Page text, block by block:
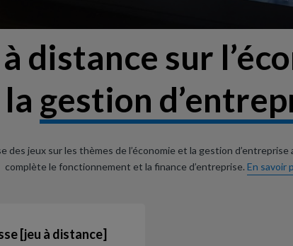
distance sur
gestion
des jeux sur les thèmes de l’économie et la gestion d’entreprise
complète le fonctionnement et la finance d’entreprise. En savoir
[jeu à distance]